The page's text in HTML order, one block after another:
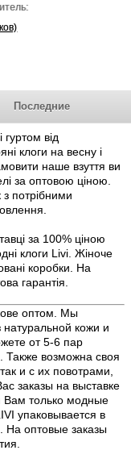
Последние
від
клоги на весну і
наше взуття ви
за оптовою ціною.
потрібними
за 100% ціною
клоги Livi. Жіноче
коробки. На
гарантія.
оптом. Мы
кожи и
от 5-6 пар
Также возможна своя
и с их повотрами,
заказы на выставке
Вам только модные
упаковывается в
оптовые заказы